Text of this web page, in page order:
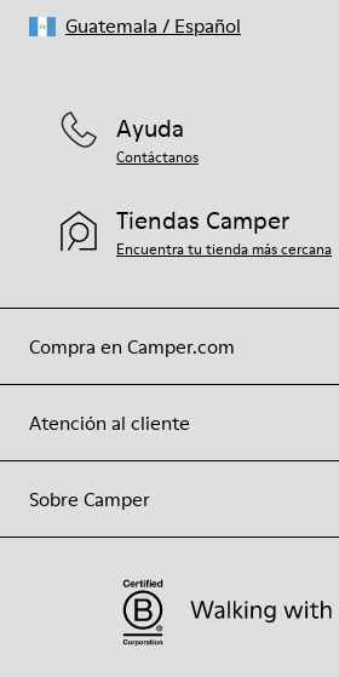
Compra en Camper.com
Atención al cliente
Sobre Camper
Ayuda
Contáctanos
Tiendas Camper
Encuentra tu tienda más cercana
Guatemala / Español